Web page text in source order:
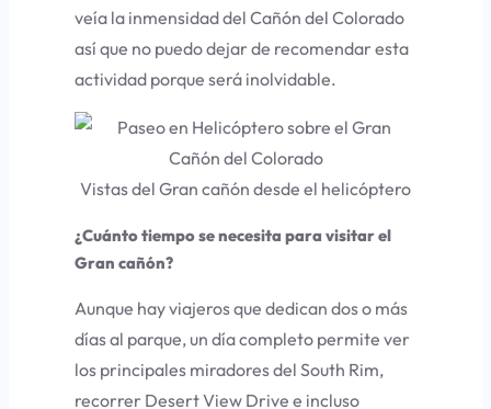
veía la inmensidad del Cañón del Colorado
así que no puedo dejar de recomendar esta
actividad porque será inolvidable.
Vistas del Gran cañón desde el helicóptero
¿Cuánto tiempo se necesita para visitar el
Gran cañón?
Aunque hay viajeros que dedican dos o más
días al parque, un día completo permite ver
los principales miradores del South Rim,
recorrer Desert View Drive e incluso